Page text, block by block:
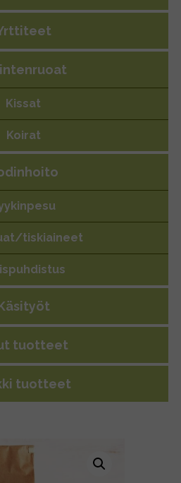
Muija
Kissat
Koirat
tiskiaineet
tuotteet
tuotteet